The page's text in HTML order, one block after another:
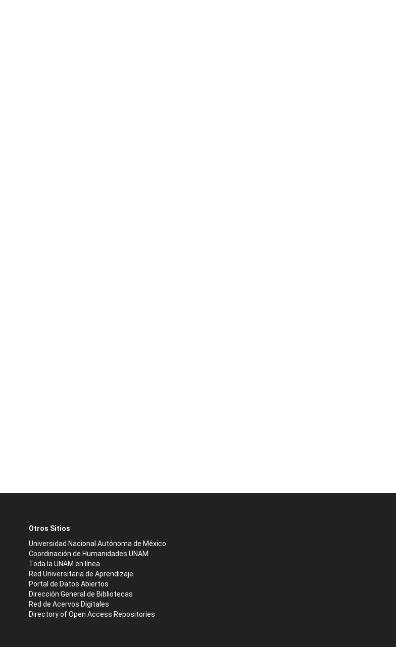
Otros Sitios
Universidad Nacional Autónoma de México
Coordinación de Humanidades UNAM
Toda la UNAM en línea
Red Universitaria de Aprendizaje
Portal de Datos Abiertos
Dirección General de Bibliotecas
Red de Acervos Digitales
Directory of Open Access Repositories